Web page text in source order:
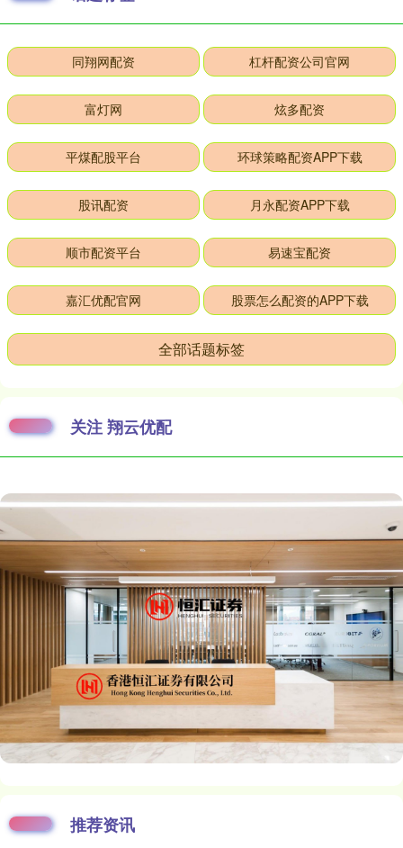
同翔网配资 杠杆配资公司官网
富灯网 炫多配资
平煤配股平台 环球策略配资APP下载
股讯配资 月永配资APP下载
顺市配资平台 易速宝配资
嘉汇优配官网 股票怎么配资的APP下载
全部话题标签
关注 翔云优配
推荐资讯